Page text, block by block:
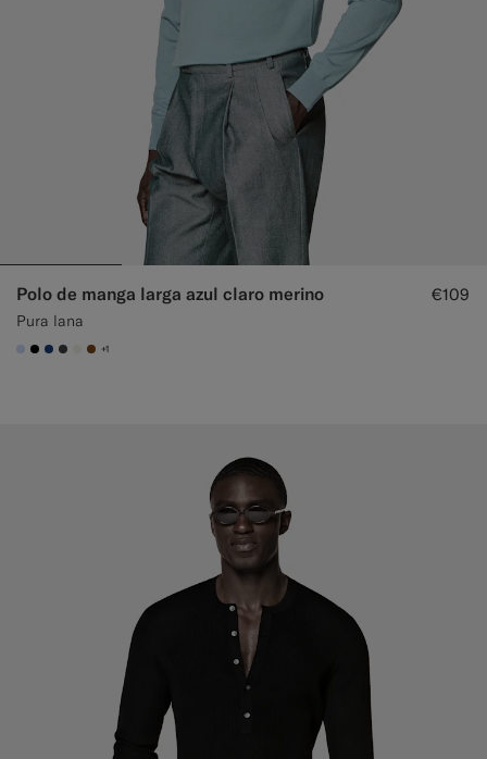
Polo de manga larga azul claro merino
Pura lana
€109
#CCDCF9
#000000
#1C3D7A
#3d4043
#F1EFE8
#76471B
+1